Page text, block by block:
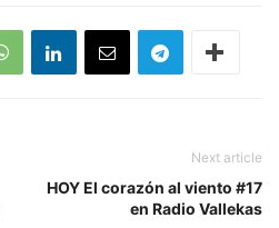
Next article
HOY El corazón al viento #17
en Radio Vallekas